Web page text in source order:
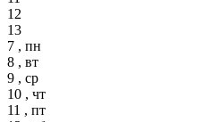
12
13
7 , пн
8 , вт
9 , ср
10 , чт
11 , пт